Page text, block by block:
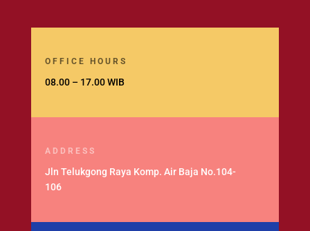
OFFICE HOURS
08.00 – 17.00 WIB
ADDRESS
Jln Telukgong Raya Komp. Air Baja No.104-
106